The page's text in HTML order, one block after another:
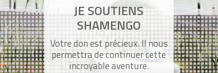
JE SOUTIENS
SHAMENGO
Votre don est précieux. Il nous
permettra de continuer cette
incroyable aventure.